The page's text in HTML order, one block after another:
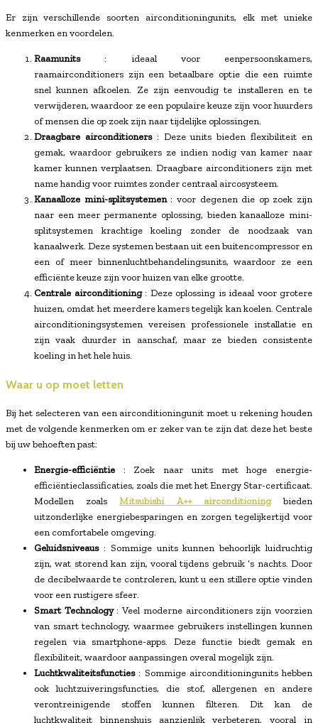
Er zijn verschillende soorten airconditioningunits, elk met unieke
kenmerken en voordelen.
Raamunits: ideaal voor eenpersoonskamers,
raamairconditioners zijn een betaalbare optie die een ruimte
snel kunnen afkoelen. Ze zijn eenvoudig te installeren en te
verwijderen, waardoor ze een populaire keuze zijn voor huurders
of mensen die op zoek zijn naar tijdelijke oplossingen.
Draagbare airconditioners : Deze units bieden flexibiliteit en
gemak, waardoor gebruikers ze indien nodig van kamer naar
kamer kunnen verplaatsen. Draagbare airconditioners zijn met
name handig voor ruimtes zonder centraal aircosysteem.
Kanaalloze mini-splitsystemen: voor degenen die op zoek zijn
naar een meer permanente oplossing, bieden kanaalloze mini-
splitsystemen krachtige koeling zonder de noodzaak van
kanaalwerk. Deze systemen bestaan uit een buitencompressor en
een of meer binnenluchtbehandelingsunits, waardoor ze een
efficiënte keuze zijn voor huizen van elke grootte.
Centrale airconditioning: Deze oplossing is ideaal voor grotere
huizen, omdat het meerdere kamers tegelijk kan koelen. Centrale
airconditioningsystemen vereisen professionele installatie en
zijn vaak duurder in aanschaf, maar ze bieden consistente
koeling in het hele huis.
Waar u op moet letten
Bij het selecteren van een airconditioningunit moet u rekening houden
met de volgende kenmerken om er zeker van te zijn dat deze het beste
bij uw behoeften past:
Energie-efficiëntie : Zoek naar units met hoge energie-
efficiëntieclassificaties, zoals die met het Energy Star-certificaat.
Modellen zoalsMitsubishi A++ airconditioningbieden
uitzonderlijke energiebesparingen en zorgen tegelijkertijd voor
een comfortabele omgeving.
Geluidsniveaus : Sommige units kunnen behoorlijk luidruchtig
zijn, wat storend kan zijn, vooral tijdens gebruik ‘s nachts. Door
de decibelwaarde te controleren, kunt u een stillere optie vinden
voor een rustigere sfeer.
Smart Technology: Veel moderne airconditioners zijn voorzien
van smart technology, waarmee gebruikers instellingen kunnen
regelen via smartphone-apps. Deze functie biedt gemak en
flexibiliteit, waardoor aanpassingen overal mogelijk zijn.
Luchtkwaliteitsfuncties: Sommige airconditioningunits hebben
ook luchtzuiveringsfuncties, die stof, allergenen en andere
verontreinigende stoffen kunnen filteren. Dit kan de
luchtkwaliteit binnenshuis aanzienlijk verbeteren, vooral in